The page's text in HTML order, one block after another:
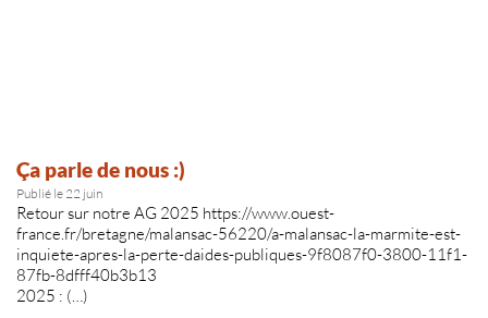
Ça parle de nous :)
Publié le 22 juin
Retour sur notre AG 2025 https://www.ouest-
france.fr/bretagne/malansac-56220/a-malansac-la-marmite-est-
inquiete-apres-la-perte-daides-publiques-9f8087f0-3800-11f1-
87fb-8dfff40b3b13
2025 : (…)